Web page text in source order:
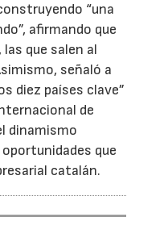
“una
afirmando que
que salen al
señaló a
diez países clave”
de
dinamismo
que
catalán.